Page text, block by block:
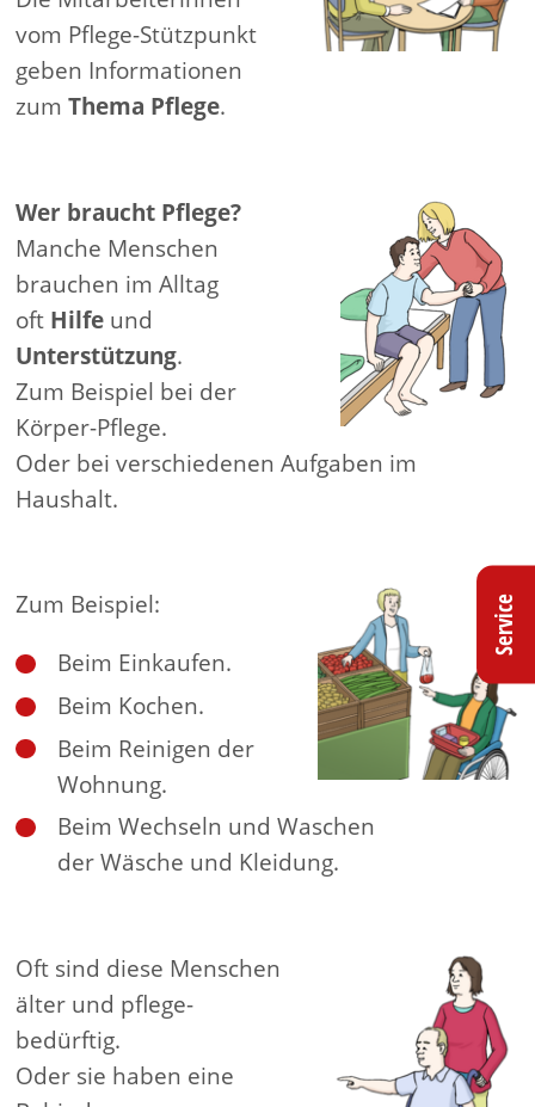
Service
vom Pflege-Stützpunkt
geben Informationen
zumThema Pflege.
Wer braucht Pflege?
Manche Menschen
brauchen im Alltag
oft Hilfe und
Unterstützung.
Zum Beispiel bei der
Körper-Pflege.
Oder bei verschiedenen Aufgaben im
Haushalt.
Zum Beispiel:
Beim Einkaufen.
Beim Kochen.
Beim Reinigen der
Wohnung.
Beim Wechseln und Waschen
der Wäsche und Kleidung.
Oft sind diese Menschen
älter und pflege-
bedürftig.
Oder sie haben eine